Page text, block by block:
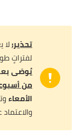
تحذير:
لفتراتٍ
يُوصَى
من
الأمعاء